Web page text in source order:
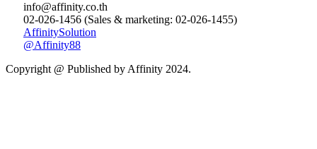
info@affinity.co.th
02-026-1456 (Sales & marketing: 02-026-1455)
AffinitySolution
@Affinity88
Copyright @ Published by Affinity 2024.